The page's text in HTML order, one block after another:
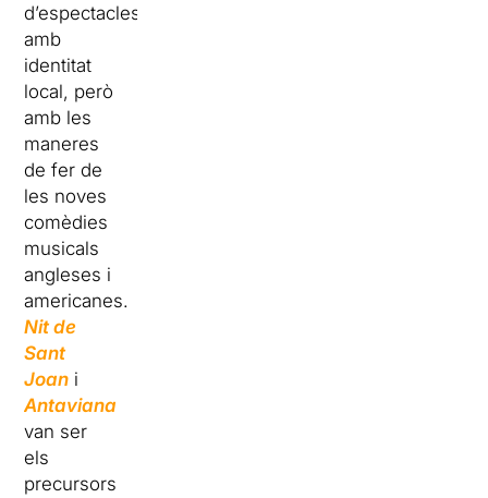
d’espectacles
amb
identitat
local, però
amb les
maneres
de fer de
les noves
comèdies
musicals
angleses i
americanes.
Nit de
Sant
Joan i
Antaviana
van ser
els
precursors